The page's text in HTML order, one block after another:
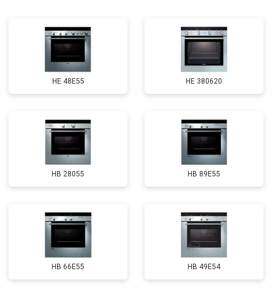
HE 48E55 HE 380620
HB 28055 HB 89E55
HB 66E55 HB 49E54